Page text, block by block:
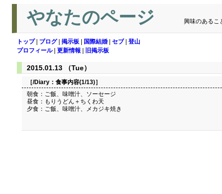
やなたのページ 興味のあるこ
トップ| ブログ| 掲示板 国際結婚 セブ| 登山
プロフィール| 更新情報 旧掲示板
2015.01.13 （Tue）
［/Diary： 食事内容(1/13)］
朝食：ご飯、味噌汁、ソーセージ
昼食：もりうどん＋ちくわ天
夕食：ご飯、味噌汁、メカジキ焼き